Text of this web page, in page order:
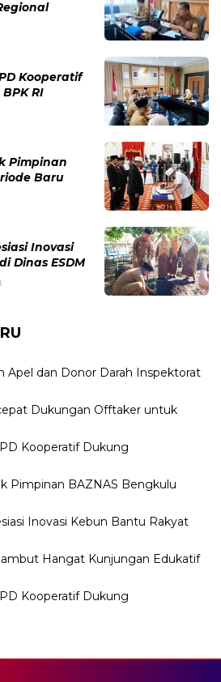
Kooperatif
RI
Pimpinan
Baru
Inovasi
Dinas ESDM
Apel dan Donor Darah Inspektorat
Dukungan Offtaker untuk
Kooperatif Dukung
Pimpinan BAZNAS Bengkulu
Inovasi Kebun Bantu Rakyat
Hangat Kunjungan Edukatif
Kooperatif Dukung